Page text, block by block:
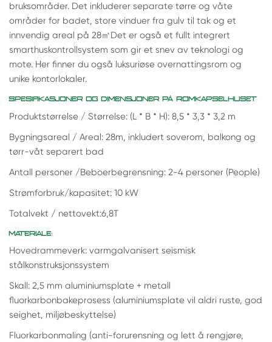
bruksområder. Det inkluderer separate tørre og våte
områder for badet, store vinduer fra gulv til tak og et
innvendig areal på 28㎡Det er også et fullt integrert
smarthuskontrollsystem som gir et snev av teknologi og
mote. Her finner du også luksuriøse overnattingsrom og
unike kontorlokaler.
SPESIFIKASJONER OG DIMENSJONER PÅ ROMKAPSELHUSET
Produktstørrelse / Størrelse: (L * B * H): 8,5 * 3,3 * 3,2 m
Bygningsareal / Areal: 28m, inkludert soverom, balkong og
tørr-våt separert bad
Antall personer /Beboerbegrensning: 2-4 personer (People)
Strømforbruk/kapasitet: 10 kW
Totalvekt / nettovekt:6,8T
MATERIALE:
Hovedrammeverk: varmgalvanisert seismisk
stålkonstruksjonssystem
Skall: 2,5 mm aluminiumsplate + metall
fluorkarbonbakeprosess (aluminiumsplate vil aldri ruste, god
seighet, miljøbeskyttelse)
Fluorkarbonmaling (anti-forurensning og lett å rengjøre,